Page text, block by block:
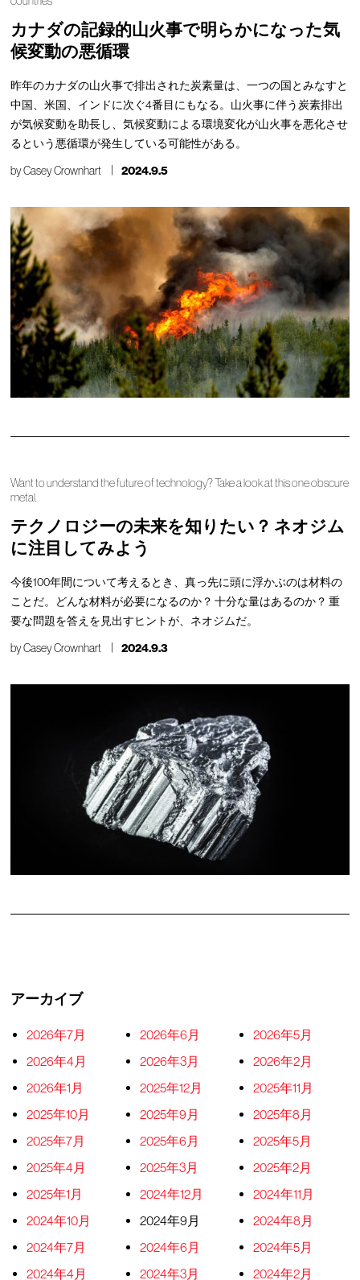
カナダの記録的山火事で明らかになった気
候変動の悪循環
昨年のカナダの山火事で排出された炭素量は、一つの国とみなすと
中国、米国、インドに次ぐ4番目にもなる。山火事に伴う炭素排出
が気候変動を助長し、気候変動による環境変化が山火事を悪化させ
るという悪循環が発生している可能性がある。
byCasey Crownhart 2024.9.5
Want to understand the future of technology? Take a look at this one obscure
metal.
テクノロジーの未来を知りたい？ ネオジム
に注目してみよう
今後100年間について考えるとき、真っ先に頭に浮かぶのは材料の
ことだ。どんな材料が必要になるのか？ 十分な量はあるのか？ 重
要な問題を答えを見出すヒントが、ネオジムだ。
byCasey Crownhart 2024.9.3
アーカイブ
2026年7月 2026年6月
2026年5月
2026年4月
2026年3月
2026年2月
2026年1月
2025年12月
2025年11月
2025年10月
2025年9月
2025年8月
2025年7月
2025年6月
2025年5月
2025年4月
2025年3月
2025年2月
2025年1月
2024年12月
2024年11月
2024年10月
2024年9月
2024年8月
2024年7月
2024年6月
2024年5月
2024年4月
2024年3月
2024年2月